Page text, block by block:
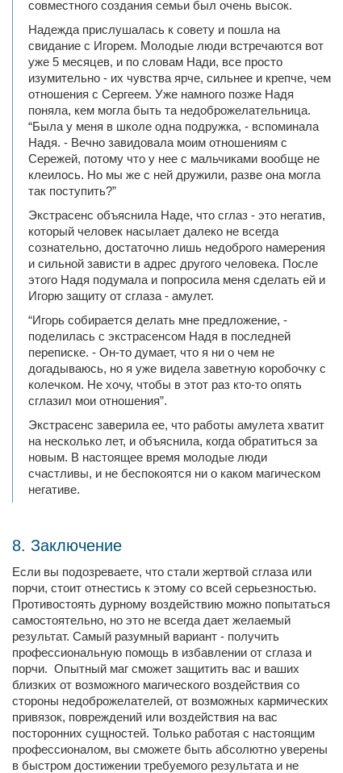
совместного создания семьи был очень высок.
Надежда прислушалась к совету и пошла на
свидание с Игорем. Молодые люди встречаются вот
уже 5 месяцев, и по словам Нади, все просто
изумительно - их чувства ярче, сильнее и крепче, чем
отношения с Сергеем. Уже намного позже Надя
поняла, кем могла быть та недоброжелательница.
“Была у меня в школе одна подружка, - вспоминала
Надя. - Вечно завидовала моим отношениям с
Сережей, потому что у нее с мальчиками вообще не
клеилось. Но мы же с ней дружили, разве она могла
так поступить?”
Экстрасенс объяснила Наде, что сглаз - это негатив,
который человек насылает далеко не всегда
сознательно, достаточно лишь недоброго намерения
и сильной зависти в адрес другого человека. После
этого Надя подумала и попросила меня сделать ей и
Игорю защиту от сглаза - амулет.
“Игорь собирается делать мне предложение, -
поделилась с экстрасенсом Надя в последней
переписке. - Он-то думает, что я ни о чем не
догадываюсь, но я уже видела заветную коробочку с
колечком. Не хочу, чтобы в этот раз кто-то опять
сглазил мои отношения”.
Экстрасенс заверила ее, что работы амулета хватит
на несколько лет, и объяснила, когда обратиться за
новым. В настоящее время молодые люди
счастливы, и не беспокоятся ни о каком магическом
негативе.
8. Заключение
Если вы подозреваете, что стали жертвой сглаза или
порчи, стоит отнестись к этому со всей серьезностью.
Противостоять дурному воздействию можно попытаться
самостоятельно, но это не всегда дает желаемый
результат. Самый разумный вариант - получить
профессиональную помощь в избавлении от сглаза и
порчи. Опытный маг сможет защитить вас и ваших
близких от возможного магического воздействия со
стороны недоброжелателей, от возможных кармических
привязок, повреждений или воздействия на вас
посторонних сущностей. Только работая с настоящим
профессионалом, вы сможете быть абсолютно уверены
в быстром достижении требуемого результата и не